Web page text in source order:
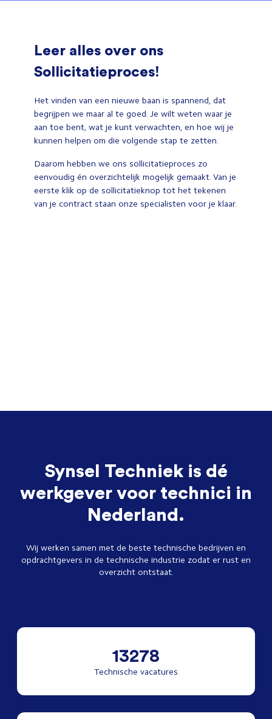
Leer alles over ons
Sollicitatieproces!
Het vinden van een nieuwe baan is spannend, dat
begrijpen we maar al te goed. Je wilt weten waar je
aan toe bent, wat je kunt verwachten, en hoe wij je
kunnen helpen om die volgende stap te zetten.
Daarom hebben we ons sollicitatieproces zo
eenvoudig én overzichtelijk mogelijk gemaakt. Van je
eerste klik op de sollicitatieknop tot het tekenen
van je contract staan onze specialisten voor je klaar.
Synsel Techniek is dé
werkgever voor technici in
Nederland.
Wij werken samen met de beste technische bedrijven en
opdrachtgevers in de technische industrie zodat er rust en
overzicht ontstaat.
13278
Technische vacatures